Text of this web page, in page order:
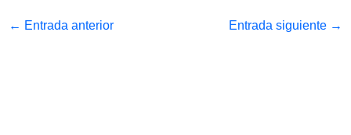
← Entrada anterior Entrada siguiente →